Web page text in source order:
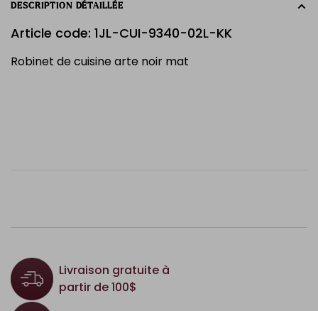
DESCRIPTION DÉTAILLÉE
Article code: 1JL-CUI-9340-02L-KK
Robinet de cuisine arte noir mat
Livraison gratuite à
partir de 100$